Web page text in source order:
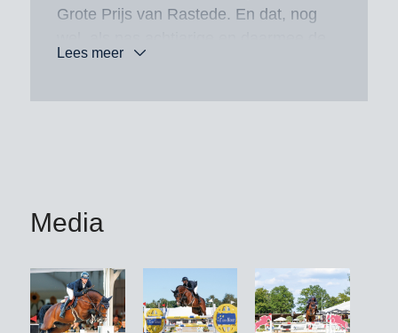
Grote Prijs van Rastede. En dat, nog
jongste in deze zo prestigieuze
tienplaatsingen in parcoursen tot 1m50
Talrijke topveulens werden via
veilingplaatsen verkocht.
Lees meer
Media